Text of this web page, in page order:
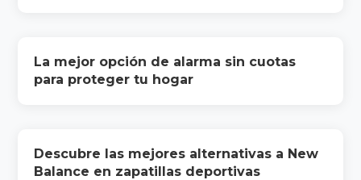
La mejor opción de alarma sin cuotas
para proteger tu hogar
Descubre las mejores alternativas a New
Balance en zapatillas deportivas